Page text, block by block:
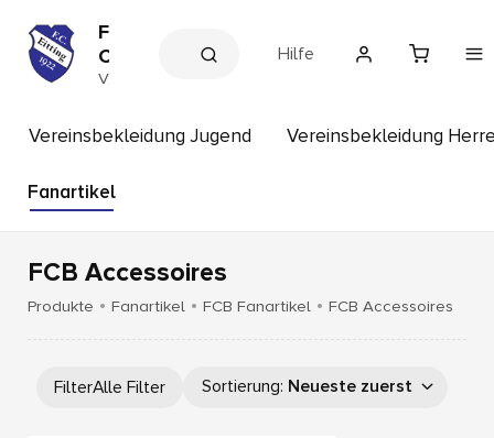
F
C
E
t
n
V
e
s
s
p
Hilfe
Vereinsbekleidung Jugend Vereinsbekleidung
Fanartikel
FCB Accessoires
Produkte Fanartikel FCB Fanartikel FCB Accessoires
FilterAlle Filter Sortierung: Neueste zuerst